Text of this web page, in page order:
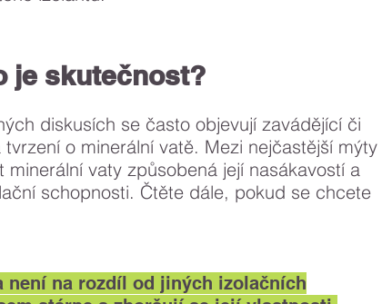
je skutečnost?
diskusích se často objevují zavádějící či
o minerální vatě. Mezi nejčastější mýty
minerální vaty způsobená její nasákavostí a
schopnosti. Čtěte dále, pokud se chcete
není na rozdíl od jiných izolačních